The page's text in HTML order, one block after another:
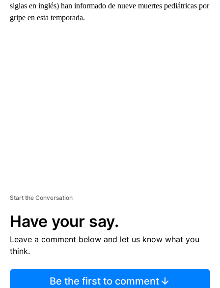
siglas en inglés) han informado de nueve muertes pediátricas por
gripe en esta temporada.
Start the Conversation
Have your say.
Leave a comment below and let us know what you
think.
Be the first to comment